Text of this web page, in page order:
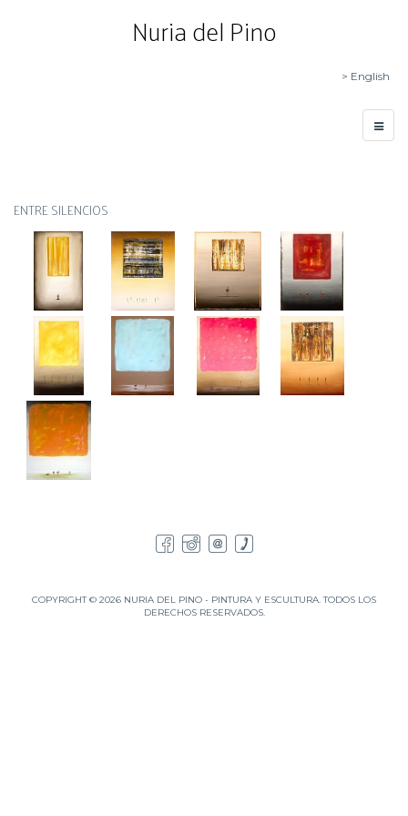
Nuria del Pino
> English
ENTRE SILENCIOS
COPYRIGHT © 2026 NURIA DEL PINO - PINTURA Y ESCULTURA. TODOS LOS
DERECHOS RESERVADOS.